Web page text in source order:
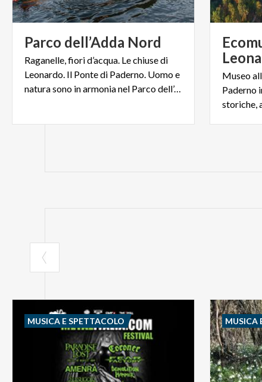
Parco dell’Adda Nord
Raganelle, fiori d’acqua. Le chiuse di
Leonardo. Il Ponte di Paderno. Uomo e
natura sono in armonia nel Parco dell’Adda Nord
Museo
Paderno
MUSICA E SPETTACOLO MUSICA